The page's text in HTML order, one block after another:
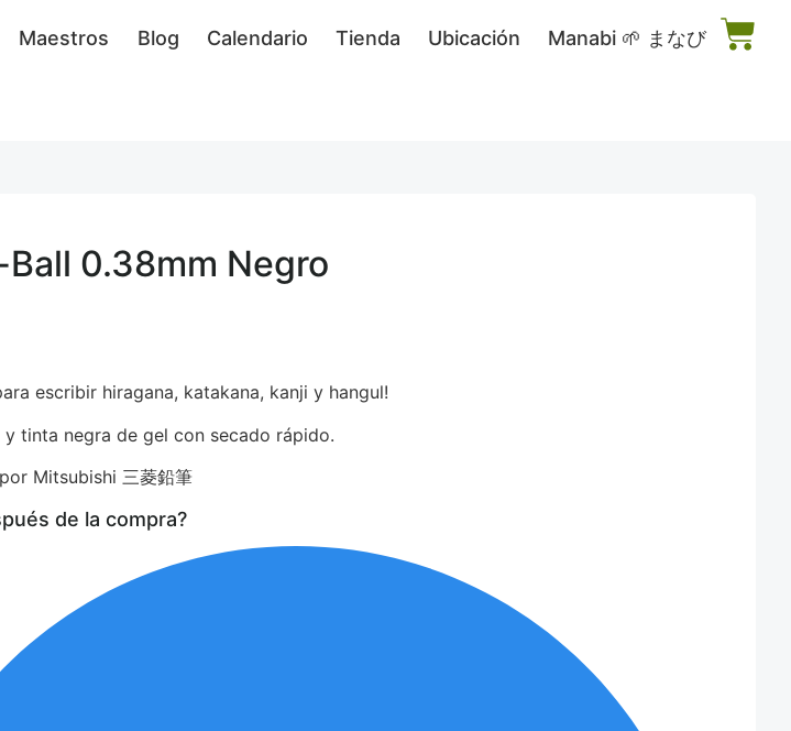
Maestros Blog Calendario Tienda Ubicación Manabi 🌱 まなび
0.38mm Negro
escribir hiragana, katakana, kanji y hangul!
tinta negra de gel con secado rápido.
Mitsubishi 三菱鉛筆
de la compra?